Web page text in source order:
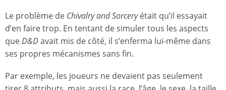
Le problème de Chivalry and Sorceryétait qu’il essayait
d’en faire trop. En tentant de simuler tous les aspects
queD&Davait mis de côté, il s’enferma lui-même dans
ses propres mécanismes sans fin.
Par exemple, les joueurs ne devaient pas seulement